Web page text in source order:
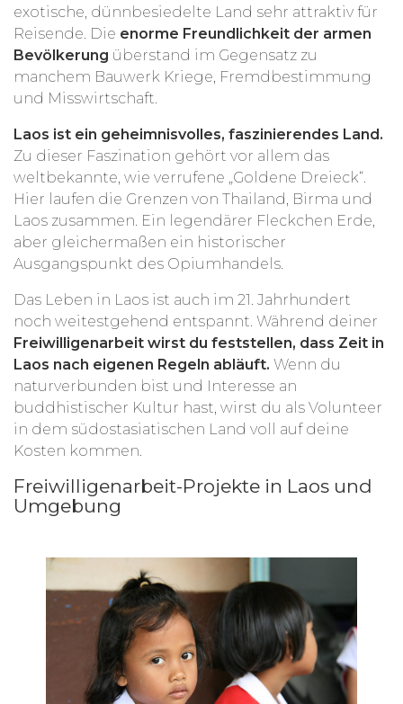
exotische, dünnbesiedelte Land sehr attraktiv für
Reisende. Die enorme Freundlichkeit der armen
Bevölkerung überstand im Gegensatz zu
manchem Bauwerk Kriege, Fremdbestimmung
und Misswirtschaft.
Laos ist ein geheimnisvolles, faszinierendes Land.
Zu dieser Faszination gehört vor allem das
weltbekannte, wie verrufene „Goldene Dreieck“.
Hier laufen die Grenzen von Thailand, Birma und
Laos zusammen. Ein legendärer Fleckchen Erde,
aber gleichermaßen ein historischer
Ausgangspunkt des Opiumhandels.
Das Leben in Laos ist auch im 21. Jahrhundert
noch weitestgehend entspannt. Während deiner
Freiwilligenarbeit wirst du feststellen, dass Zeit in
Laos nach eigenen Regeln abläuft. Wenn du
naturverbunden bist und Interesse an
buddhistischer Kultur hast, wirst du als Volunteer
in dem südostasiatischen Land voll auf deine
Kosten kommen.
Freiwilligenarbeit-Projekte in Laos und
Umgebung